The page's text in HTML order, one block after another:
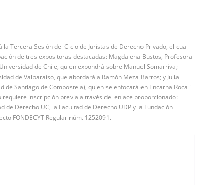
Tercera Sesión del Ciclo de Juristas de Derecho Privado, el cual
de tres expositoras destacadas: Magdalena Bustos, Profesora
de Chile, quien expondrá sobre Manuel Somarriva;
de Valparaíso, que abordará a Ramón Meza Barros; y Julia
Santiago de Compostela), quien se enfocará en Encarna Roca i
inscripción previa a través del enlace proporcionado:
de Derecho UC, la Facultad de Derecho UDP y la Fundación
FONDECYT Regular núm. 1252091.